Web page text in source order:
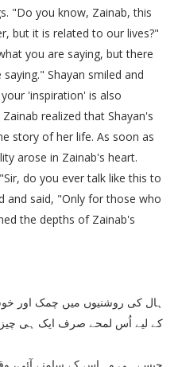
"Do you know, Zainab, this
but it is related to our lives?"
you are saying, but there
Shayan smiled and
'inspiration' is also
realized that Shayan's
story of her life. As soon as
arose in Zainab's heart.
do you ever talk like this to
and said, "Only for those who
the depths of Zainab's
ہال کی روشنیوں میں چمک اور
کے لیے اُس لمحے صرف ایک ہی